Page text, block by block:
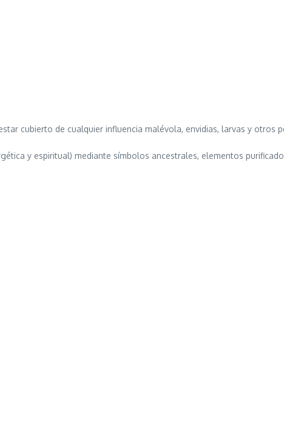
cubierto de cualquier influencia malévola, envidias, larvas y otros
y espiritual) mediante símbolos ancestrales, elementos